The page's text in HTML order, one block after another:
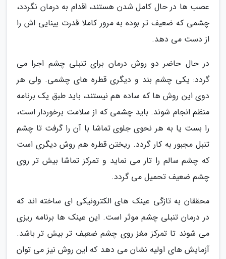
عصب ها در حال کامل شدن هستند، اقدام به درمان نگردد،
چشمی که ضعیف تر بوده به مرور کاملا قدرت بینایی اش را
از دست می دهد.
در حال حاضر دو روش درمان برای تنبلی چشم اجرا می
گردد: یکی چشم بند و دیگری قطره های چشمی. ولی هر
دوی این روش ها که ساده هم نیستند، باید طبق یک برنامه
منظم انجام شوند. باید چشمی که از سلامت برخوردار است،
را بست یا به هر نحوی جلوی تماشا با آن را گرفت تا چشم
تنبل مجبور به کار گردد. ریختن قطره هم روش دیگری است
که چشم سالم را تار می نماید و تمرکز تماشا بیش تر روی
چشم ضعیف تحمیل می گردد.
محققان به تازگی عینک های الکترونیکی ای ساخته اند که
در درمان تنبلی چشم موثر است. این عینک ها برنامه ریزی
می شوند تا تمرکز مغز روی چشم ضعیف تر بیش تر باشد.
آزمایش های اولیه نشان می دهد که این روش نیز می توان